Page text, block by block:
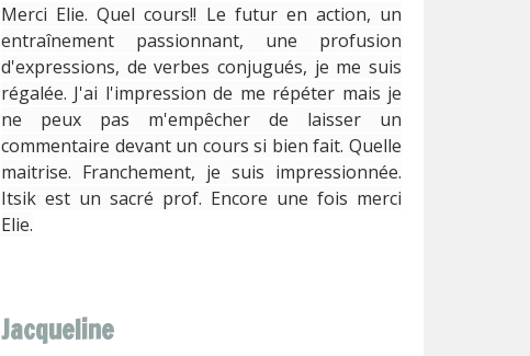
Merci Elie. Quel cours!! Le futur en action, un
entraînement passionnant, une profusion
d'expressions, de verbes conjugués, je me suis
régalée. J'ai l'impression de me répéter mais je
ne peux pas m'empêcher de laisser un
commentaire devant un cours si bien fait. Quelle
maitrise. Franchement, je suis impressionnée.
Itsik est un sacré prof. Encore une fois merci
Elie.
Jacqueline